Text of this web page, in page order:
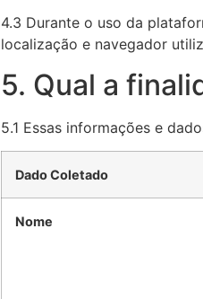
4.3 Durante o uso da
localização e navegador
5. Qual a
5.1 Essas informações e
Dado Coletado
Nome